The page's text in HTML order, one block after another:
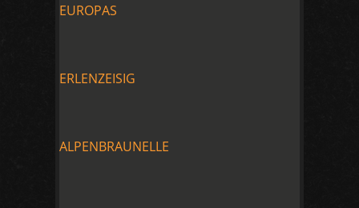
EUROPAS
ERLENZEISIG
ALPENBRAUNELLE